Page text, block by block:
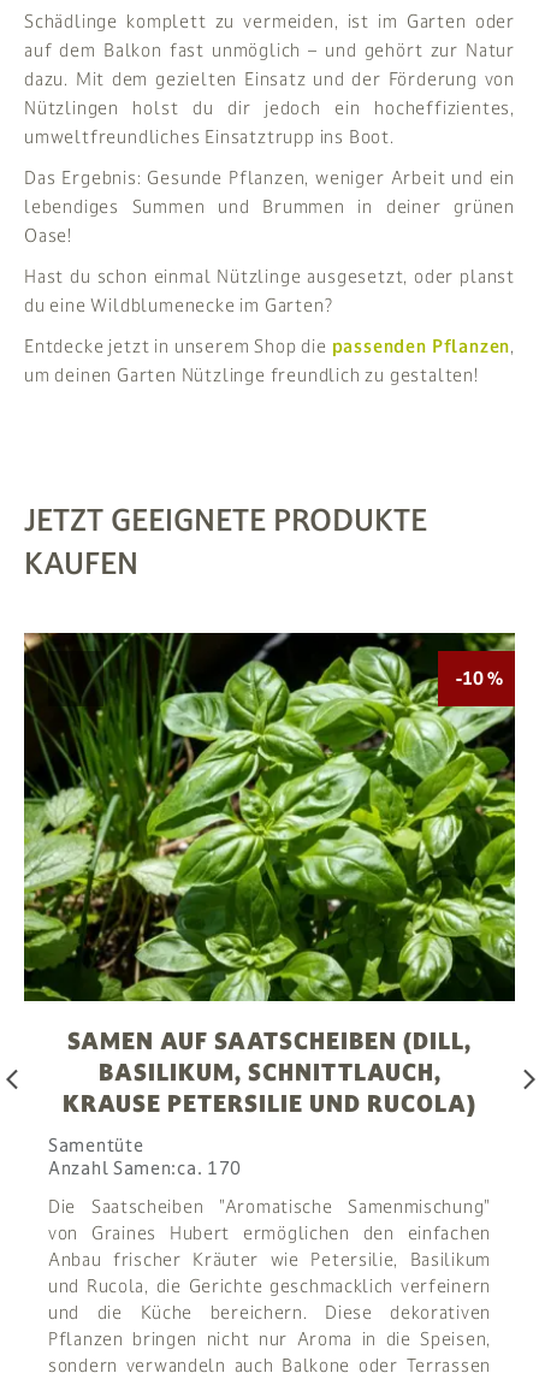
Schädlinge komplett zu vermeiden, ist im Garten oder
auf dem Balkon fast unmöglich – und gehört zur Natur
dazu. Mit dem gezielten Einsatz und der Förderung von
Nützlingen holst du dir jedoch ein hocheffizientes,
umweltfreundliches Einsatztrupp ins Boot.
Das Ergebnis: Gesunde Pflanzen, weniger Arbeit und ein
lebendiges Summen und Brummen in deiner grünen
Oase!
Hast du schon einmal Nützlinge ausgesetzt, oder planst
du eine Wildblumenecke im Garten?
Entdecke jetzt in unserem Shop die passenden Pflanzen,
um deinen Garten Nützlinge freundlich zu gestalten!
JETZT GEEIGNETE PRODUKTE
KAUFEN
arrow_back_ios
-10 %
SAMEN AUF SAATSCHEIBEN (DILL,
BASILIKUM, SCHNITTLAUCH,
KRAUSE PETERSILIE UND RUCOLA)
Samentüte
Anzahl Samen:ca. 170
Die Saatscheiben "Aromatische Samenmischung"
von Graines Hubert ermöglichen den einfachen
Anbau frischer Kräuter wie Petersilie, Basilikum
und Rucola, die Gerichte geschmacklich verfeinern
und die Küche bereichern. Diese dekorativen
Pflanzen bringen nicht nur Aroma in die Speisen,
sondern verwandeln auch Balkone oder Terrassen